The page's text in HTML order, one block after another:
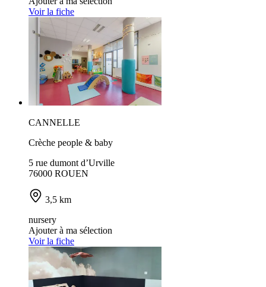
Voir la fiche
CANNELLE
Crèche people & baby
5 rue dumont d’Urville
76000 ROUEN
3,5 km
nursery
Ajouter à ma sélection
Voir la fiche